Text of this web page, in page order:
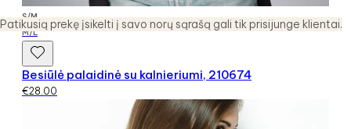
Patikusią prekę įsikelti į savo norų sąrašą gali tik prisijunge klientai.
S/M
M/L
Besiūlė palaidinė su kalnieriumi, 210674
€28.00